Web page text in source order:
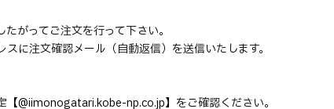
がってご注文を行って下さい。
に注文確認メール（自動返信）を送信いたします。
@iimonogatari.kobe-np.co.jp】をご確認ください。